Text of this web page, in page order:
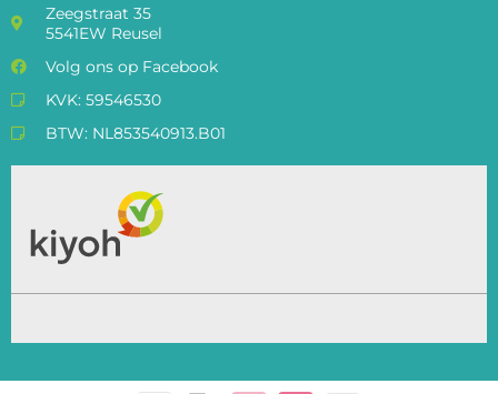
Zeegstraat 35
5541EW Reusel
Volg ons op Facebook
KVK: 59546530
BTW: NL853540913.B01